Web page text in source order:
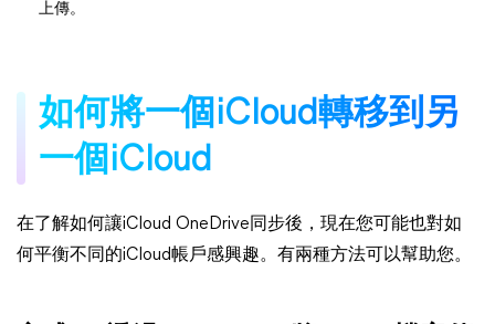
上傳。
如何將一個iCloud轉移到另
一個iCloud
在了解如何讓iCloud OneDrive同步後，現在您可能也對如
何平衡不同的iCloud帳戶感興趣。有兩種方法可以幫助您。